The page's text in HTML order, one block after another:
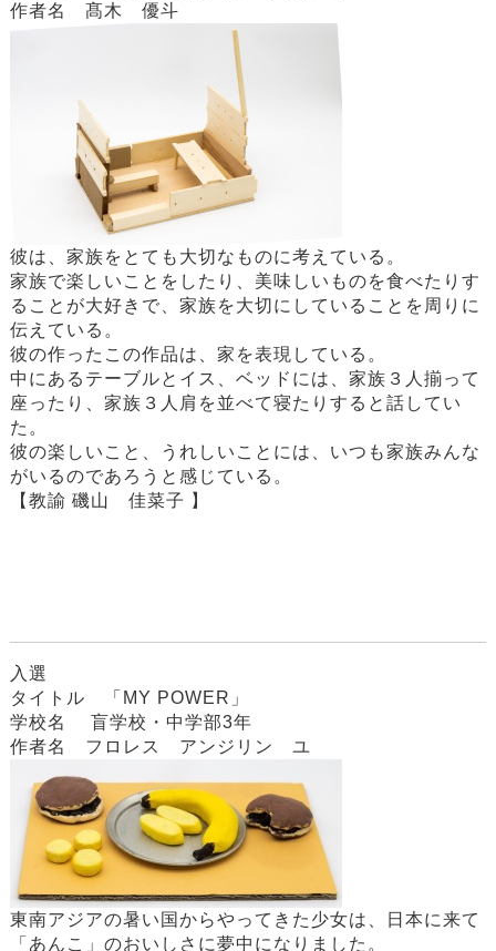
作者名 髙木 優斗
彼は、家族をとても大切なものに考えている。
家族で楽しいことをしたり、美味しいものを食べたりす
ることが大好きで、家族を大切にしていることを周りに
伝えている。
彼の作ったこの作品は、家を表現している。
中にあるテーブルとイス、ベッドには、家族３人揃って
座ったり、家族３人肩を並べて寝たりすると話してい
た。
彼の楽しいこと、うれしいことには、いつも家族みんな
がいるのであろうと感じている。
【教諭 磯山 佳菜子 】
入選
タイトル 「MY POWER」
学校名 盲学校・中学部3年
作者名 フロレス アンジリン ユ
東南アジアの暑い国からやってきた少女は、日本に来て
「あんこ」のおいしさに夢中になりました。